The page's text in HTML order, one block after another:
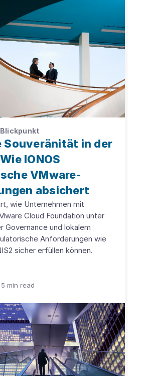
Souveränität in der
IONOS
VMware-
absichert
wie Unternehmen mit
Cloud Foundation unter
Governance und lokalem
Anforderungen wie
sicher erfüllen können.
5 min read